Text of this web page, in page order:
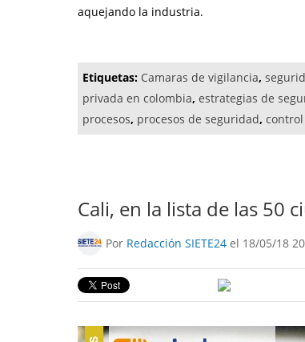
aquejando la industria.
Etiquetas: Camaras de vigilancia,
privada en colombia, estrategias de
procesos, procesos de seguridad, control
Cali, en la lista de las 50
Por Redacción SIETE24 el 18/05/18